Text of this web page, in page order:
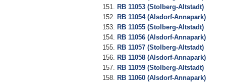
RB 11053 (Stolberg-Altstadt)
RB 11054 (Alsdorf-Annapark)
RB 11055 (Stolberg-Altstadt)
RB 11056 (Alsdorf-Annapark)
RB 11057 (Stolberg-Altstadt)
RB 11058 (Alsdorf-Annapark)
RB 11059 (Stolberg-Altstadt)
RB 11060 (Alsdorf-Annapark)